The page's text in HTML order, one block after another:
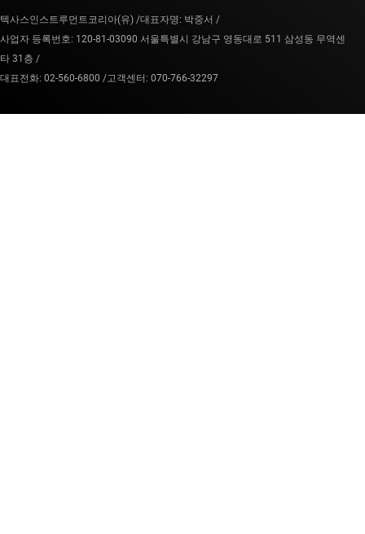
텍사스인스트루먼트코리아(유) /대표자명: 박중서 /
사업자 등록번호: 120-81-03090 서울특별시 강남구 영동대로 511 삼성동 무역센
타 31층 /
대표전화: 02-560-6800 /고객센터: 070-766-32297